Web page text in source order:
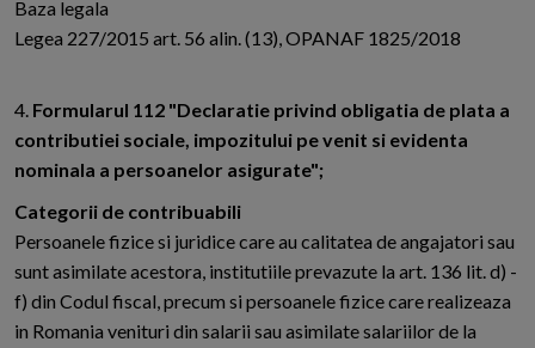
Baza legala
Legea 227/2015 art. 56 alin. (13), OPANAF 1825/2018
4. Formularul 112 "Declaratie privind obligatia de plata a
contributiei sociale, impozitului pe venit si evidenta
nominala a persoanelor asigurate";
Categorii de contribuabili
Persoanele fizice si juridice care au calitatea de angajatori sau
sunt asimilate acestora, institutiile prevazute la art. 136 lit. d) -
f) din Codul fiscal, precum si persoanele fizice care realizeaza
in Romania venituri din salarii sau asimilate salariilor de la